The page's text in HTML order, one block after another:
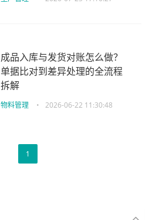
成品入库与发货对账怎么做？
单据比对到差异处理的全流程
拆解
物料管理 • 2026-06-22 11:30:48
1